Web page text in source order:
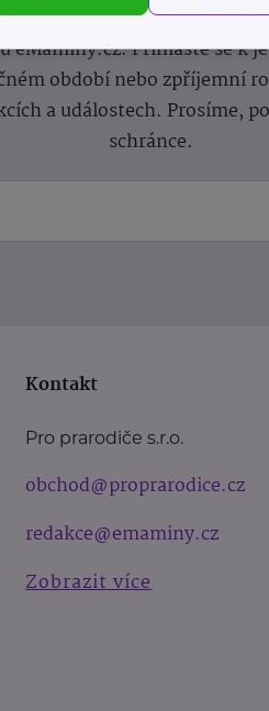
na každý den,
eMaminy.cz. Přihlaste se k
období nebo zpříjemní
a událostech. Prosíme,
schránce.
Kontakt
Pro prarodiče s.r.o.
obchod@proprarodice.cz
redakce@emaminy.cz
Zobrazit více